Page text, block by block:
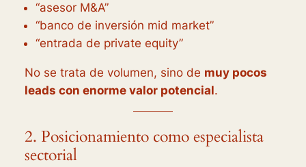
“asesor M&A”
“banco de inversión mid market”
“entrada de private equity”
No se trata de volumen, sino de muy pocos
leads con enorme valor potencial.
2. Posicionamiento como especialista
sectorial